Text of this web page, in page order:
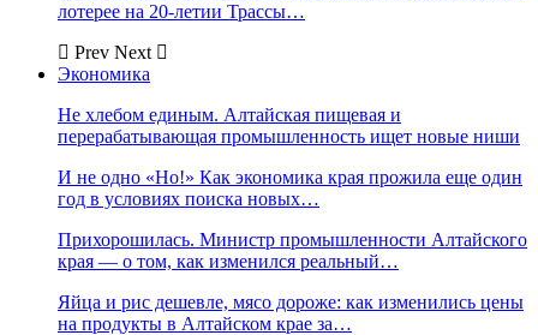
лотерее на 20-летии Трассы…
Prev Next
Экономика
Не хлебом единым. Алтайская пищевая и
перерабатывающая промышленность ищет новые ниши
И не одно «Но!» Как экономика края прожила еще один
год в условиях поиска новых…
Прихорошилась. Министр промышленности Алтайского
края — о том, как изменился реальный…
Яйца и рис дешевле, мясо дороже: как изменились цены
на продукты в Алтайском крае за…